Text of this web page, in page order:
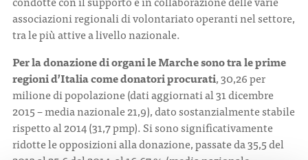
associazioni regionali di volontariato operanti nel settore,
tra le più attive a livello nazionale.
Per la donazione di organi le Marche sono tra le prime
regioni d’Italia come donatori procurati, 30,26 per
milione di popolazione (dati aggiornati al 31 dicembre
2015 – media nazionale 21,9), dato sostanzialmente stabile
rispetto al 2014 (31,7 pmp). Si sono significativamente
ridotte le opposizioni alla donazione, passate da 35,5 del